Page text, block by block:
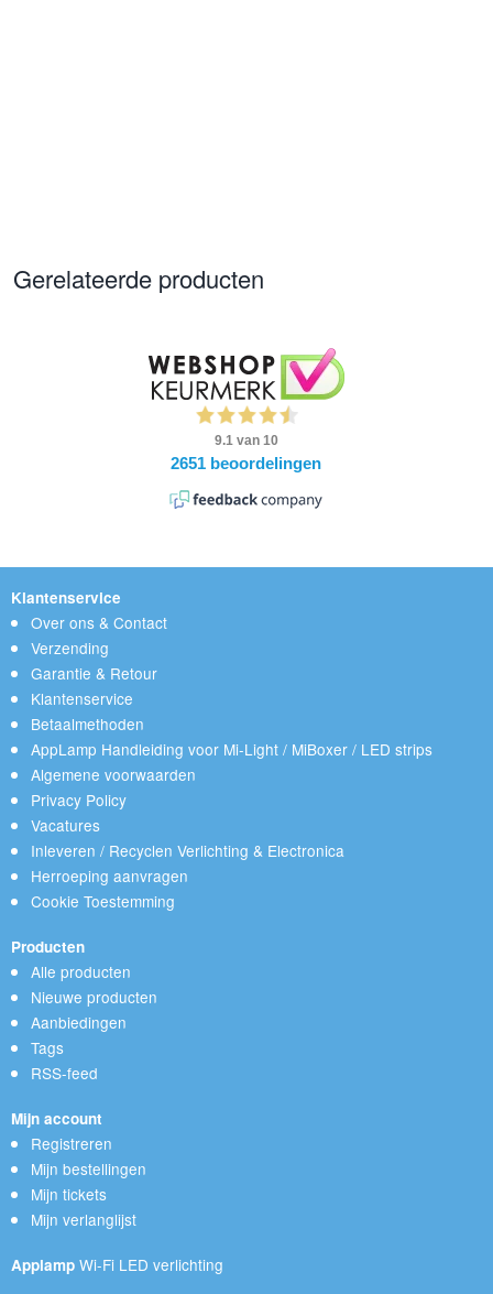
Gerelateerde producten
Klantenservice
Over ons & Contact
Verzending
Garantie & Retour
Klantenservice
Betaalmethoden
AppLamp Handleiding voor Mi-Light / MiBoxer / LED strips
Algemene voorwaarden
Privacy Policy
Vacatures
Inleveren / Recyclen Verlichting & Electronica
Herroeping aanvragen
Cookie Toestemming
Producten
Alle producten
Nieuwe producten
Aanbiedingen
Tags
RSS-feed
Mijn account
Registreren
Mijn bestellingen
Mijn tickets
Mijn verlanglijst
Applamp Wi-Fi LED verlichting